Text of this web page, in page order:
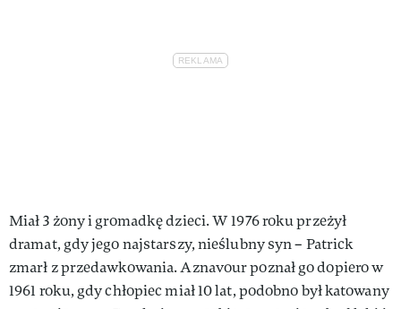
Miał 3 żony i gromadkę dzieci. W 1976 roku przeżył
dramat, gdy jego najstarszy, nieślubny syn – Patrick
zmarł z przedawkowania. Aznavour poznał go dopiero w
1961 roku, gdy chłopiec miał 10 lat, podobno był katowany